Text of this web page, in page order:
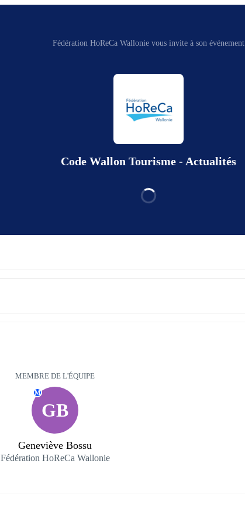
Fédération HoReCa Wallonie vous invite à son événement
Code Wallon Tourisme - Actualités
MEMBRE DE L'ÉQUIPE
GB
M
Geneviève Bossu
Fédération HoReCa Wallonie